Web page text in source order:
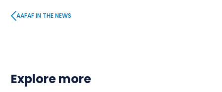
AAFAF IN THE NEWS
Explore more